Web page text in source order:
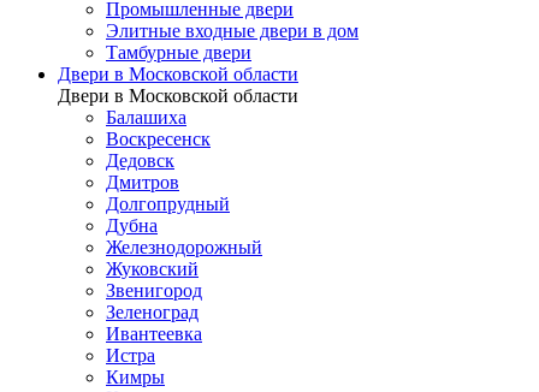
Промышленные двери
Элитные входные двери в дом
Тамбурные двери
Двери в Московской области
Двери в Московской области
Балашиха
Воскресенск
Дедовск
Дмитров
Долгопрудный
Дубна
Железнодорожный
Жуковский
Звенигород
Зеленоград
Ивантеевка
Истра
Кимры